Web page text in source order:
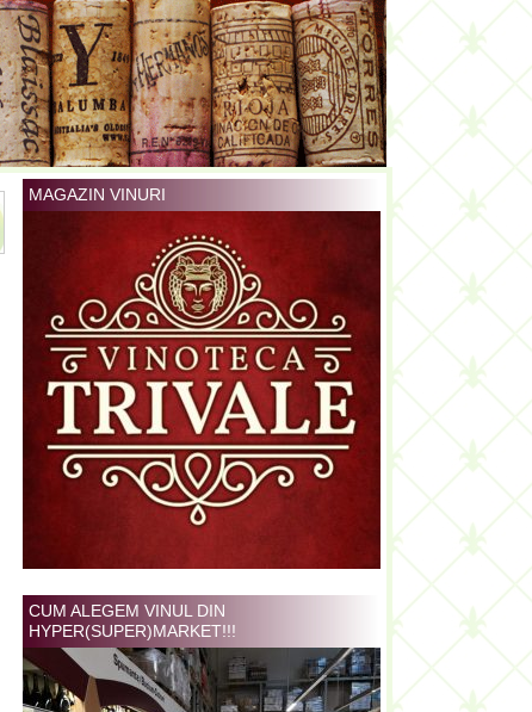
MAGAZIN VINURI
CUM ALEGEM VINUL DIN
HYPER(SUPER)MARKET!!!